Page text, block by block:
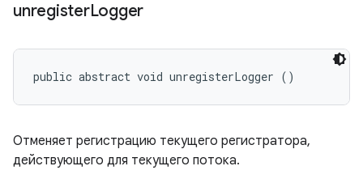
unregisterLogger
public abstract void unregisterLogger ()
Отменяет регистрацию текущего регистратора,
действующего для текущего потока.